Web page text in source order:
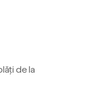
de la